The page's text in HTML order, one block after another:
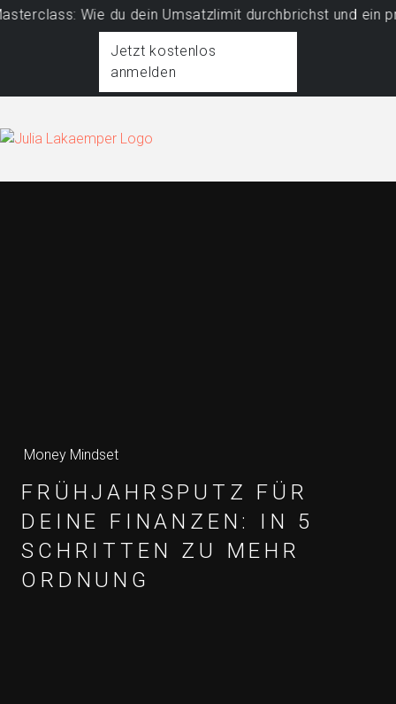
Wie du dein Umsatzlimit durchbrichst und ein
Jetzt kostenlos
anmelden
Money Mindset
FRÜHJAHRSPUTZ FÜR
DEINE FINANZEN: IN 5
SCHRITTEN ZU MEHR
ORDNUNG